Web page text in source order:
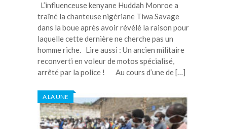
L’influenceuse kenyane Huddah Monroe a
traîné la chanteuse nigériane Tiwa Savage
dans la boue après avoir révélé la raison pour
laquelle cette dernière ne cherche pas un
homme riche. Lire aussi : Un ancien militaire
reconverti en voleur de motos spécialisé,
arrêté par la police ! Au cours d’une de […]
A LA UNE